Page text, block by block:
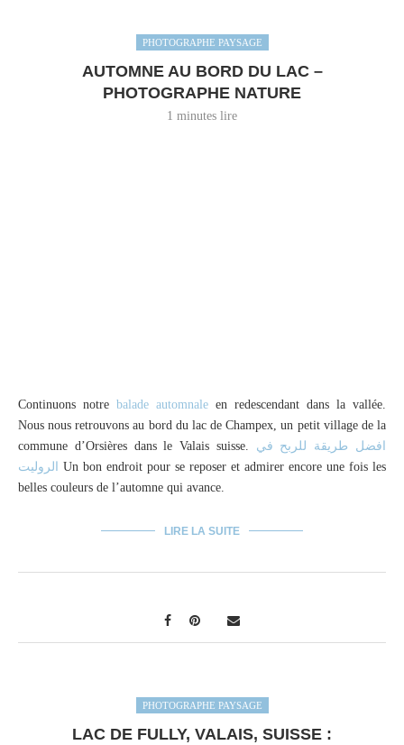
PHOTOGRAPHE PAYSAGE
AUTOMNE AU BORD DU LAC –
PHOTOGRAPHE NATURE
1 minutes lire
Continuons notre balade automnale en redescendant dans la vallée.
Nous nous retrouvons au bord du lac de Champex, un petit village de la
commune d’Orsières dans le Valais suisse. افضل طريقة للربح في
الروليت
Un bon endroit pour se reposer et admirer encore une fois les
belles couleurs de l’automne qui avance.
LIRE LA SUITE
PHOTOGRAPHE PAYSAGE
LAC DE FULLY, VALAIS, SUISSE :